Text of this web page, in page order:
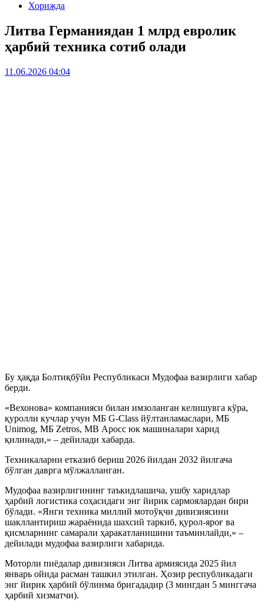
Хорижда
Литва Германиядан 1 млрд евролик
ҳарбий техника сотиб олади
11.06.2026 04:04
Бу ҳақда Болтиқбўйи Республикаси Мудофаа вазирлиги хабар
берди.
«Вехонова» компанияси билан имзоланган келишувга кўра,
қуролли кучлар учун МБ G-Class йўлтанламаслари, МБ
Unimog, МБ Zetros, MB Ароcс юк машиналари харид
қилинади,» – дейилади хабарда.​
Техникаларни етказиб бериш 2026 йилдан 2032 йилгача
бўлган даврга мўлжалланган.
Мудофаа вазирлигининг таъкидлашича, ушбу харидлар
ҳарбий логистика соҳасидаги энг йирик сармоялардан бири
бўлади. «Янги техника миллий мотоўқчи дивизиясини
шакллантириш жараёнида шахсий таркиб, қурол-яроғ ва
қисмларнинг самарали ҳаракатланишини таъминлайди,» –
дейилади мудофаа вазирлиги хабарида.
Моторли пиёдалар дивизияси Литва армиясида 2025 йил
январь ойида расман ташкил этилган. Ҳозир республикадаги
энг йирик ҳарбий бўлинма бригададир (3 мингдан 5 минггача
ҳарбий хизматчи). ​